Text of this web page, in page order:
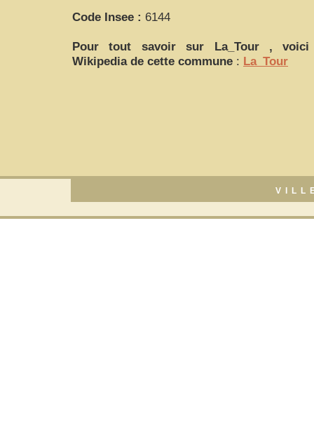
Code Insee : 6144
Pour tout savoir sur La_Tour, voici
Wikipedia de cette commune : La_Tour